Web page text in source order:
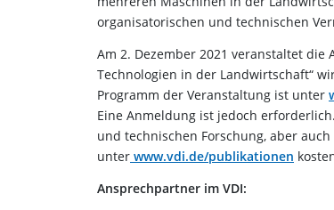
organisatorischen und technischen
Am 2. Dezember 2021 veranstaltet
Technologien in der Landwirtschaft“
Programm der Veranstaltung ist unter
Eine Anmeldung ist jedoch
und technischen Forschung, aber
unter www.vdi.de/publikationen
Ansprechpartner im VDI: